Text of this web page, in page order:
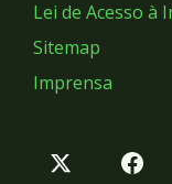
Lei de Acesso à
Sitemap
Imprensa